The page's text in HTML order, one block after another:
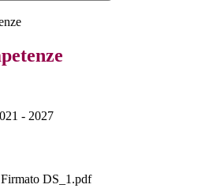
- 2027
DS_1.pdf